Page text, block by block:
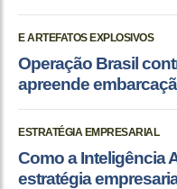
E ARTEFATOS EXPLOSIVOS
Operação Brasil
apreende
ESTRATÉGIA EMPRESARIAL
Como a Inteligência
estratégia